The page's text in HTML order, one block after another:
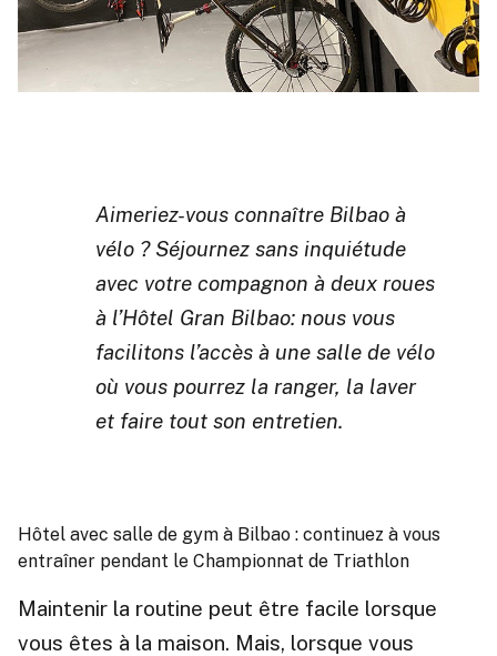
Aimeriez-vous connaître Bilbao à
vélo ? Séjournez sans inquiétude
avec votre compagnon à deux roues
à l’Hôtel Gran Bilbao: nous vous
facilitons l’accès à une salle de vélo
où vous pourrez la ranger, la laver
et faire tout son entretien.
Hôtel avec salle de gym à Bilbao : continuez à vous
entraîner pendant le Championnat de Triathlon
Maintenir la routine peut être facile lorsque
vous êtes à la maison. Mais, lorsque vous